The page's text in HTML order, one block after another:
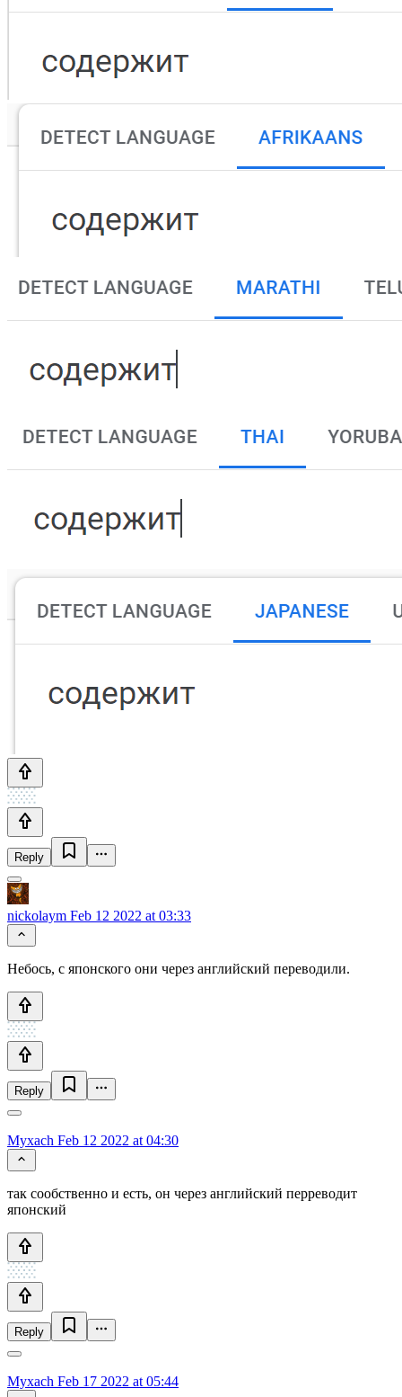
Reply
nickolaym Feb 12 2022 at 03:33
Небось, с японского они через английский переводили.
Reply
Myxach Feb 12 2022 at 04:30
так сообственно и есть, он через английский перреводит
японский
Reply
Myxach Feb 17 2022 at 05:44